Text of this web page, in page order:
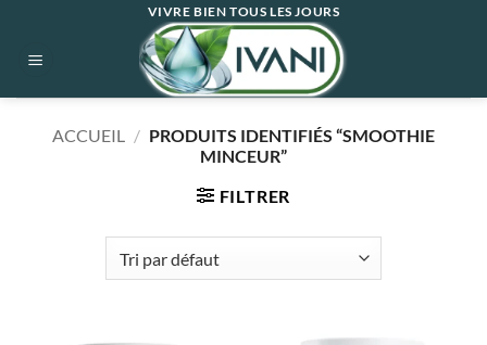
contenu
VIVRE BIEN TOUS LES JOURS
ACCUEIL / PRODUITS IDENTIFIÉS “SMOOTHIE
MINCEUR”
FILTRER